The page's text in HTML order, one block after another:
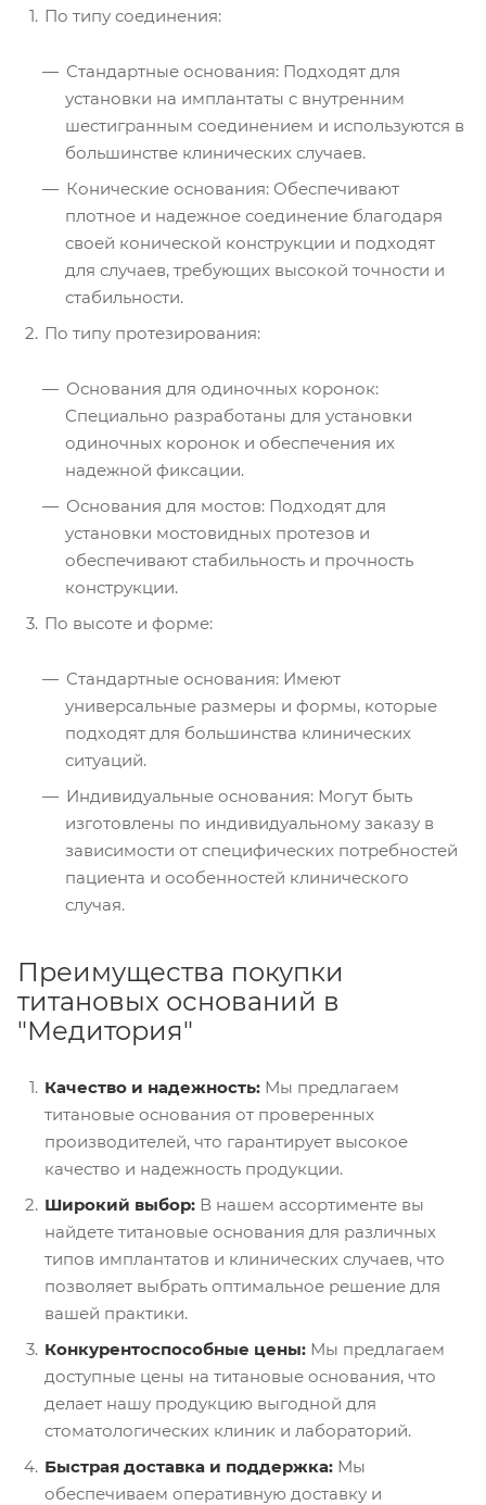
По типу соединения:
Стандартные основания: Подходят для
установки на имплантаты с внутренним
шестигранным соединением и используются в
большинстве клинических случаев.
Конические основания: Обеспечивают
плотное и надежное соединение благодаря
своей конической конструкции и подходят
для случаев, требующих высокой точности и
стабильности.
По типу протезирования:
Основания для одиночных коронок:
Специально разработаны для установки
одиночных коронок и обеспечения их
надежной фиксации.
Основания для мостов: Подходят для
установки мостовидных протезов и
обеспечивают стабильность и прочность
конструкции.
По высоте и форме:
Стандартные основания: Имеют
универсальные размеры и формы, которые
подходят для большинства клинических
ситуаций.
Индивидуальные основания: Могут быть
изготовлены по индивидуальному заказу в
зависимости от специфических потребностей
пациента и особенностей клинического
случая.
Преимущества покупки
титановых оснований в
"Медитория"
Качество и надежность: Мы предлагаем
титановые основания от проверенных
производителей, что гарантирует высокое
качество и надежность продукции.
Широкий выбор: В нашем ассортименте вы
найдете титановые основания для различных
типов имплантатов и клинических случаев, что
позволяет выбрать оптимальное решение для
вашей практики.
Конкурентоспособные цены: Мы предлагаем
доступные цены на титановые основания, что
делает нашу продукцию выгодной для
стоматологических клиник и лабораторий.
Быстрая доставка и поддержка: Мы
обеспечиваем оперативную доставку и